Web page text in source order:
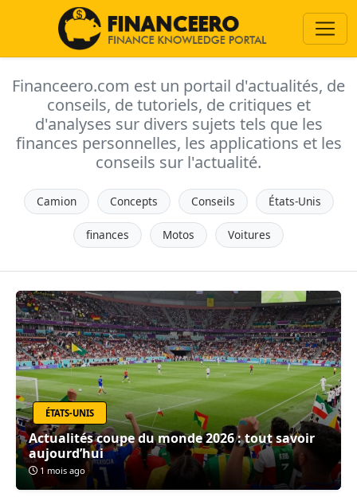
Financeero.com est un portail d'actualités, de
conseils, de tutoriels, de critiques et
d'analyses sur divers sujets tels que les
finances personnelles, les applications et les
conseils sur l'actualité.
Camion Concepts Conseils États-Unis
finances Motos Voitures
ÉTATS-UNIS
Actualités coupe du monde 2026 : tout savoir
aujourd’hui
1 mois ago